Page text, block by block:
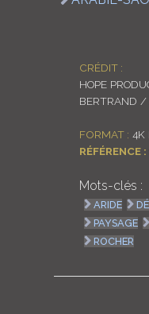
CRÉDIT :
HOPE
BERTRAND /
FORMAT : 4K
RÉFÉRENCE :
Mots-clés :
ARIDE
PAYSAGE
ROCHER